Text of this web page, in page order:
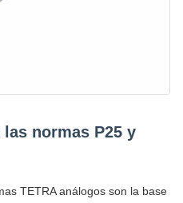
normas P25 y
TETRA análogos son la base